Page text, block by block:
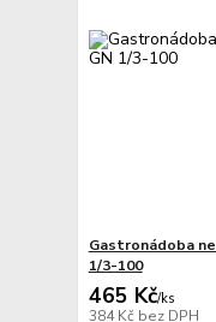
Gastronádoba
1/3-100
465 Kč/ks
384 Kč bez DPH